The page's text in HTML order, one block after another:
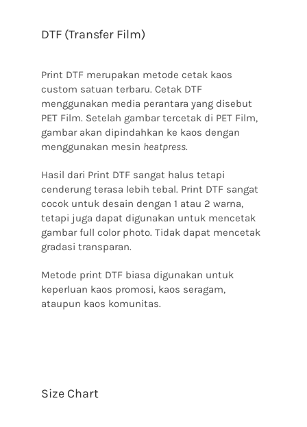
DTF (Transfer Film)
Print DTF merupakan metode cetak kaos
custom satuan terbaru. Cetak DTF
menggunakan media perantara yang disebut
PET Film. Setelah gambar tercetak di PET Film,
gambar akan dipindahkan ke kaos dengan
menggunakan mesin heatpress.
Hasil dari Print DTF sangat halus tetapi
cenderung terasa lebih tebal. Print DTF sangat
cocok untuk desain dengan 1 atau 2 warna,
tetapi juga dapat digunakan untuk mencetak
gambar full color photo. Tidak dapat mencetak
gradasi transparan.
Metode print DTF biasa digunakan untuk
keperluan kaos promosi, kaos seragam,
ataupun kaos komunitas.
Size Chart